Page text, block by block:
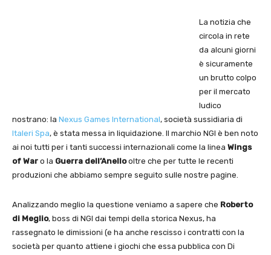
La notizia che
circola in rete
da alcuni giorni
è sicuramente
un brutto colpo
per il mercato
ludico
nostrano: la Nexus Games International, società sussidiaria di
Italeri Spa, è stata messa in liquidazione. Il marchio NGI è ben noto
ai noi tutti per i tanti successi internazionali come la linea Wings
of War o la Guerra dell’Anellooltre che per tutte le recenti
produzioni che abbiamo sempre seguito sulle nostre pagine.
Analizzando meglio la questione veniamo a sapere che Roberto
di Meglio, boss di NGI dai tempi della storica Nexus, ha
rassegnato le dimissioni (e ha anche rescisso i contratti con la
società per quanto attiene i giochi che essa pubblica con Di